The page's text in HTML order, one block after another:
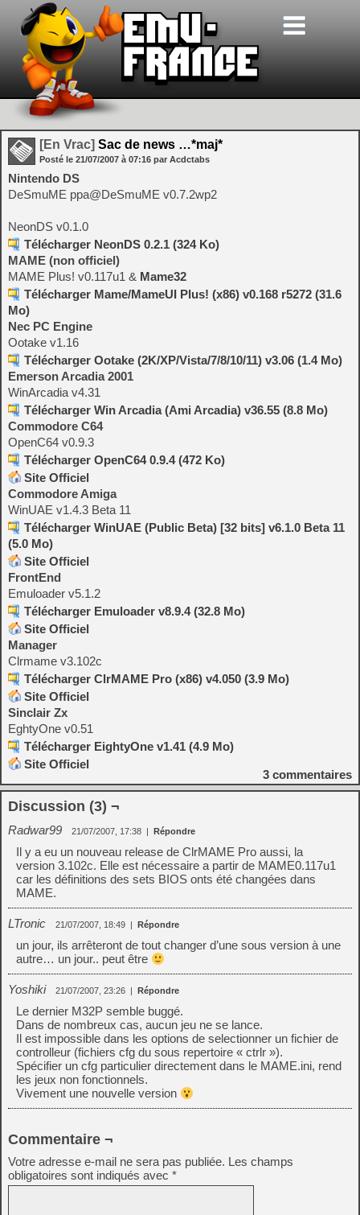
[En Vrac] Sac de news …*maj*
Posté le 21/07/2007 à 07:16 par Acdctabs
Nintendo DS
DeSmuME ppa@DeSmuME v0.7.2wp2
NeonDS v0.1.0
Télécharger NeonDS 0.2.1 (324 Ko)
MAME (non officiel)
MAME Plus! v0.117u1 & Mame32
Télécharger Mame/MameUI Plus! (x86) v0.168 r5272 (31.6
Mo)
Nec PC Engine
Ootake v1.16
Télécharger Ootake (2K/XP/Vista/7/8/10/11) v3.06 (1.4 Mo)
Emerson Arcadia 2001
WinArcadia v4.31
Télécharger Win Arcadia (Ami Arcadia) v36.55 (8.8 Mo)
Commodore C64
OpenC64 v0.9.3
Télécharger OpenC64 0.9.4 (472 Ko)
Site Officiel
Commodore Amiga
WinUAE v1.4.3 Beta 11
Télécharger WinUAE (Public Beta) [32 bits] v6.1.0 Beta 11
(5.0 Mo)
Site Officiel
FrontEnd
Emuloader v5.1.2
Télécharger Emuloader v8.9.4 (32.8 Mo)
Site Officiel
Manager
Clrmame v3.102c
Télécharger ClrMAME Pro (x86) v4.050 (3.9 Mo)
Site Officiel
Sinclair Zx
EghtyOne v0.51
Télécharger EightyOne v1.41 (4.9 Mo)
Site Officiel
3 commentaires
Discussion (3) ¬
Radwar99 21/07/2007, 17:38 | Répondre
Il y a eu un nouveau release de ClrMAME Pro aussi, la
version 3.102c. Elle est nécessaire a partir de MAME0.117u1
car les définitions des sets BIOS onts été changées dans
MAME.
LTronic 21/07/2007, 18:49 | Répondre
un jour, ils arrêteront de tout changer d’une sous version à une
autre… un jour.. peut être
Yoshiki 21/07/2007, 23:26 | Répondre
Le dernier M32P semble buggé.
Dans de nombreux cas, aucun jeu ne se lance.
Il est impossible dans les options de selectionner un fichier de
controlleur (fichiers cfg du sous repertoire « ctrlr »).
Spécifier un cfg particulier directement dans le MAME.ini, rend
les jeux non fonctionnels.
Vivement une nouvelle version
Commentaire ¬
Votre adresse e-mail ne sera pas publiée. Les champs
obligatoires sont indiqués avec *